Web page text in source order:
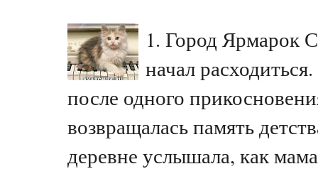
1. Город Ярмарок
начал
после одного
возвращалась память
деревне услышала, как